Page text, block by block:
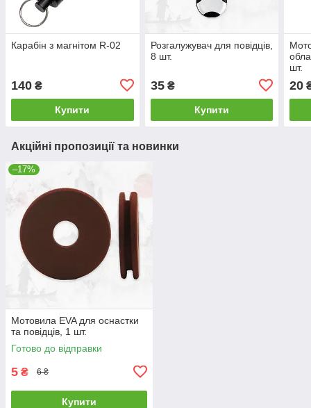
Карабін з магнітом R-02
140 ₴
Купити
Розгалужувач для повідців,
8 шт.
35₴
Купити
шт.
20
Акційні пропозиції та новинки
–17%
Мотовила EVA для оснастки
та повідців, 1 шт.
Готово до відправки
5 ₴ 6 ₴
Купити